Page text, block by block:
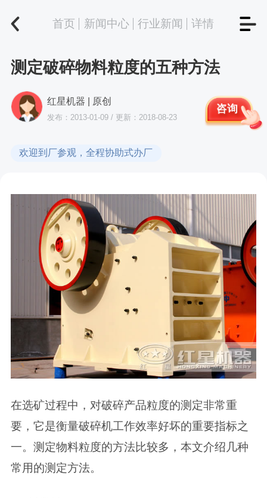
首页 新闻中心 行业新闻 详情
测定破碎物料粒度的五种方法
红星机器 | 原创
发布：2013-01-09 / 更新：2018-08-23
咨询
欢迎到厂参观，全程协助式办厂
在选矿过程中，对破碎产品粒度的测定非常重
要，它是衡量破碎机工作效率好坏的重要指标之
一。测定物料粒度的方法比较多，本文介绍几种
常用的测定方法。